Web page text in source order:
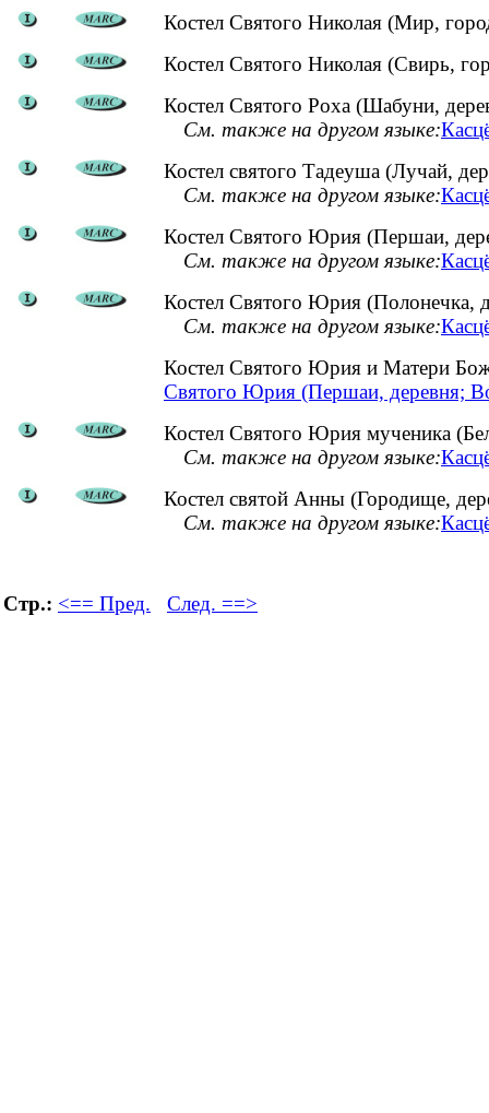
Костел Святого Николая (Мир,
Костел Святого Николая (Свирь,
Костел Святого Роха (Шабуни,
См. также на другом языке:
Костел святого Тадеуша (Лучай,
См. также на другом языке:
Костел Святого Юрия (Першаи,
См. также на другом языке:
Костел Святого Юрия (Полонечка,
См. также на другом языке:
Костел Святого Юрия и Матери
Святого Юрия (Першаи, деревня;
Костел Святого Юрия мученика
См. также на другом языке:
Костел святой Анны (Городище,
См. также на другом языке:
Стр.: <== Пред. След. ==>